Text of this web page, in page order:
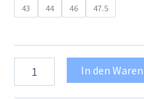
43 44 46 47.5
In den